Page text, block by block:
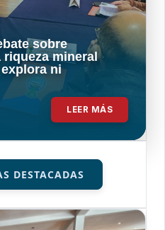
sobre
riqueza mineral
ni
LEER MÁS
DESTACADAS